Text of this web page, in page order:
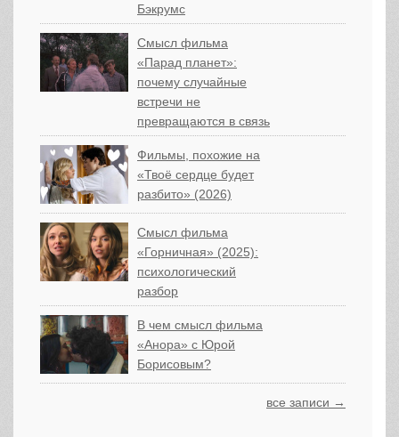
Бэкрумс
Смысл фильма
«Парад планет»:
почему случайные
встречи не
превращаются в связь
Фильмы, похожие на
«Твоё сердце будет
разбито» (2026)
Смысл фильма
«Горничная» (2025):
психологический
разбор
В чем смысл фильма
«Анора» с Юрой
Борисовым?
все записи →